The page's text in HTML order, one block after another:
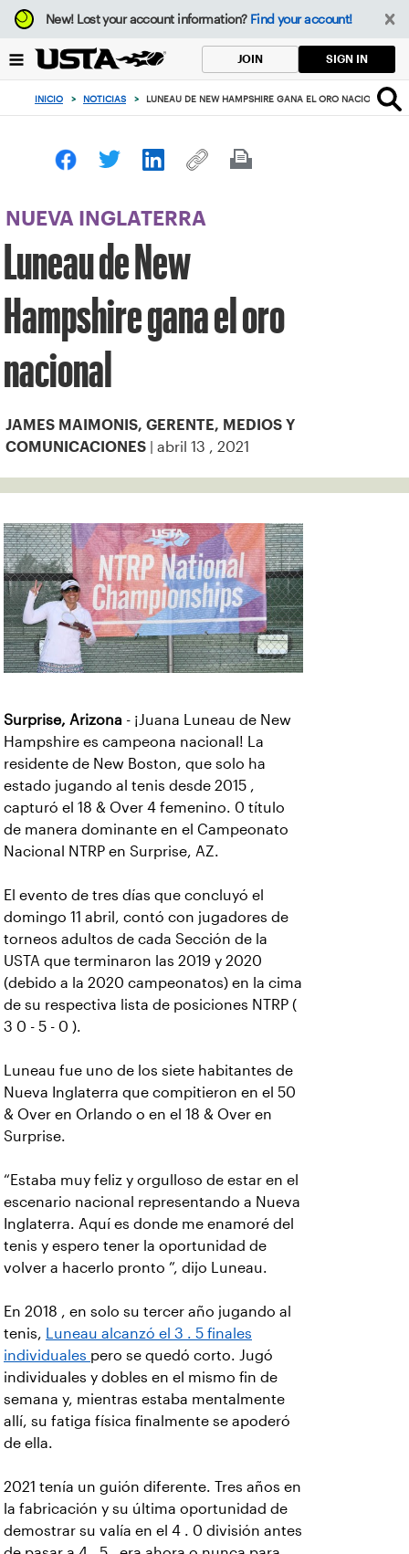
Enfoque
desde
botón
volver
principio
New!Lost your account information? Find your account!
JOIN SIGN IN
INICIO > NOTICIAS > LUNEAU DE NEW HAMPSHIRE GANA EL ORO NACIONAL
NUEVA INGLATERRA
Luneau de New
Hampshire gana el oro
nacional
JAMES MAIMONIS, GERENTE, MEDIOS Y
COMUNICACIONES | abril 13 , 2021
Surprise, Arizona - ¡Juana Luneau de New
Hampshire es campeona nacional! La
residente de New Boston, que solo ha
estado jugando al tenis desde 2015 ,
capturó el 18 & Over 4 femenino. 0 título
de manera dominante en el Campeonato
Nacional NTRP en Surprise, AZ.
El evento de tres días que concluyó el
domingo 11 abril, contó con jugadores de
torneos adultos de cada Sección de la
USTA que terminaron las 2019 y 2020
(debido a la 2020 campeonatos) en la cima
de su respectiva lista de posiciones NTRP (
3 0 - 5 - 0 ).
Luneau fue uno de los siete habitantes de
Nueva Inglaterra que compitieron en el 50
& Over en Orlando o en el 18 & Over en
Surprise.
“Estaba muy feliz y orgulloso de estar en el
escenario nacional representando a Nueva
Inglaterra. Aquí es donde me enamoré del
tenis y espero tener la oportunidad de
volver a hacerlo pronto ”, dijo Luneau.
En 2018 , en solo su tercer año jugando al
tenis,
Luneau alcanzó el 3 . 5 finales
individuales pero se quedó corto. Jugó
individuales y dobles en el mismo fin de
semana y, mientras estaba mentalmente
allí, su fatiga física finalmente se apoderó
de ella.
2021 tenía un guión diferente. Tres años en
la fabricación y su última oportunidad de
demostrar su valía en el 4 . 0 división antes